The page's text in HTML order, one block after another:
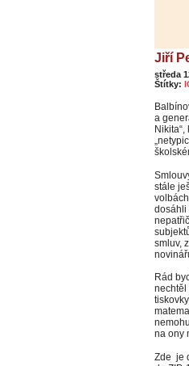
Jiří
středa
Štítky:
a
stále
dosáhli
smluv,
Rád
nechtěl
na ony
Zde je